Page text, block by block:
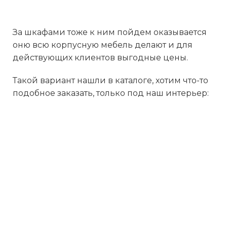
За шкафами тоже к ним пойдем оказывается
оню всю корпусную мебель делают и для
действующих клиентов выгодные цены.
Такой вариант нашли в каталоге, хотим что-то
подобное заказать, только под наш интерьер: